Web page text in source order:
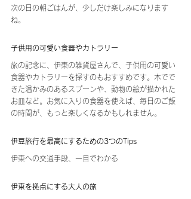
次の日の朝ごはんが、少しだけ楽しみになります
ね。
子供用の可愛い食器やカトラリー
旅の記念に、伊東の雑貨屋さんで、子供用の可愛い
食器やカトラリーを探すのもおすすめです。木でで
きた温かみのあるスプーンや、動物の絵が描かれた
お皿など。お気に入りの食器を使えば、毎日のご飯
の時間が、もっと楽しくなるかもしれません。
伊豆旅行を最高にするための3つのTips
伊東への交通手段、一目でわかる
伊東を拠点にする大人の旅